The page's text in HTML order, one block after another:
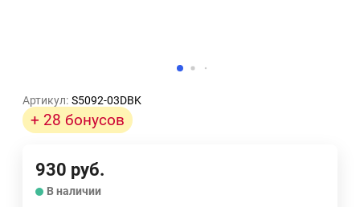
Артикул: S5092-03DBK
+ 28 бонусов
930 руб.
В наличии